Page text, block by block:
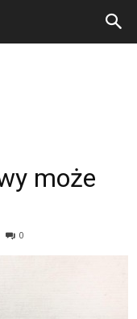
może
0